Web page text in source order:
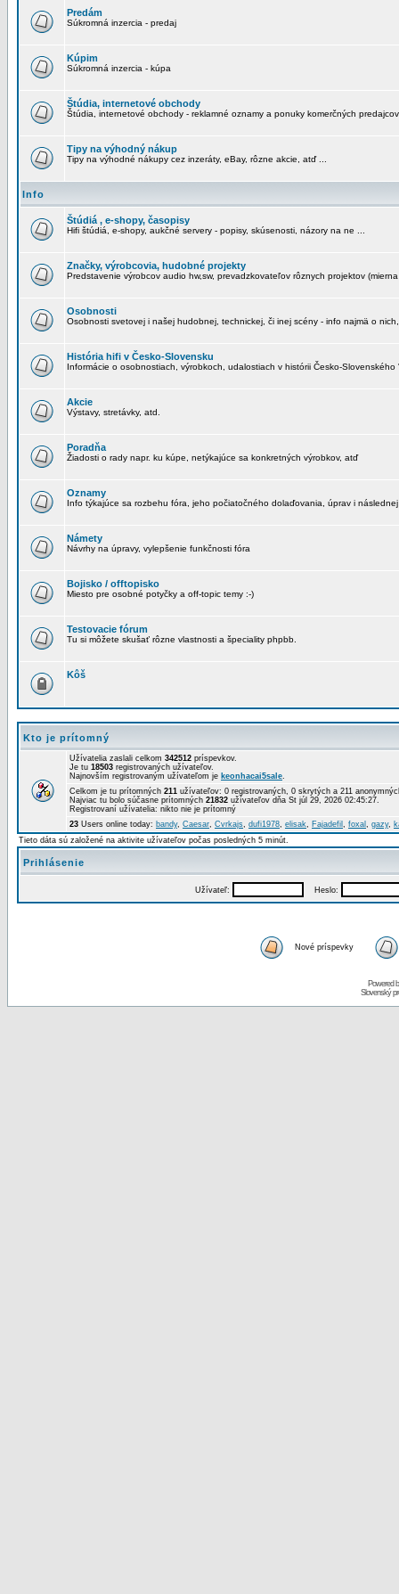
Predám
Súkromná inzercia - predaj
Kúpim
Súkromná inzercia - kúpa
Štúdia, internetové obchody
Štúdia, internetové obchody - reklamné oznamy a ponuky komerčných predajcov
Tipy na výhodný nákup
Tipy na výhodné nákupy cez inzeráty, eBay, rôzne akcie, atď ...
Info
Štúdiá , e-shopy, časopisy
Hifi štúdiá, e-shopy, aukčné servery - popisy, skúsenosti, názory na ne ...
Značky, výrobcovia, hudobné projekty
Predstavenie výrobcov audio hw,sw, prevadzkovateľov rôznych projektov
Osobnosti
Osobnosti svetovej i našej hudobnej, technickej, či inej scény - info najmä o
História hifi v Česko-Slovensku
Informácie o osobnostiach, výrobkoch, udalostiach v histórii Česko-Slovenského
Akcie
Výstavy, stretávky, atd.
Poradňa
Žiadosti o rady napr. ku kúpe, netýkajúce sa konkretných výrobkov, atď
Oznamy
Info týkajúce sa rozbehu fóra, jeho počiatočného dolaďovania, úprav i
Námety
Návrhy na úpravy, vylepšenie funkčnosti fóra
Bojisko / offtopisko
Miesto pre osobné potyčky a off-topic temy :-)
Testovacie fórum
Tu si môžete skušať rôzne vlastnosti a špeciality phpbb.
Kôš
Kto je prítomný
Užívatelia zaslali celkom 342512 príspevkov.
Je tu 18503 registrovaných užívateľov.
Najnovším registrovaným užívateľom je keonhacai5sale.
Celkom je tu prítomných 211 užívateľov: 0 registrovaných, 0 skrytých a 211
Najviac tu bolo súčasne prítomných 21832 užívateľov dňa St júl 29, 2026 02:45:27.
Registrovaní užívatelia: nikto nie je prítomný
23 Users online today: bandy, Caesar, Cvrkajs, dufi1978, elisak, Fajadefil , foxal , gazy,
Tieto dáta sú založené na aktivite užívateľov počas posledných 5 minút.
Prihlásenie
Užívateľ: Heslo:
Nové príspevky
Powered
Slovenský